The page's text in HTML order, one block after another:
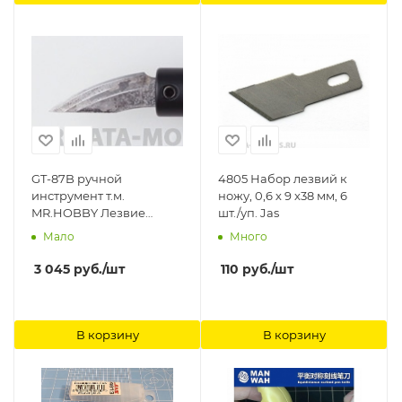
GT-87B ручной
инструмент т.м.
MR.HOBBY Лезвие
полукруглое для ножа
Replacement Gunze
Sangyo
Мало
3 045 руб./шт
В корзину
4805 Набор лезвий к
ножу, 0,6 х 9 х38 мм, 6
шт./уп. Jas
Много
110 руб./шт
В корзину